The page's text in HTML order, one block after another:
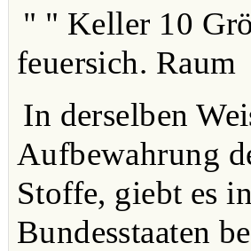
" " Keller 10
feuersich. Raum
In derselben
Aufbewahrung
Stoffe, giebt es
Bundesstaaten